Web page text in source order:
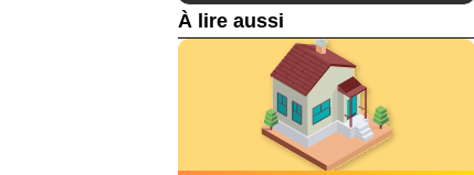
À lire aussi